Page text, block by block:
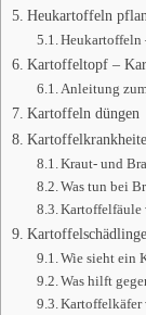
Heukartoffeln
Heukartoffeln
Kartoffeltopf –
Anleitung
Kartoffeln düngen
Kraut- und
Was tun bei
Kartoffelfäule
Wie sieht ein
Was hilft
Kartoffelkäfer